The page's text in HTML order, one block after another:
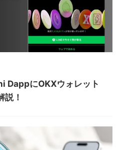
DappにOKXウォレット
説！